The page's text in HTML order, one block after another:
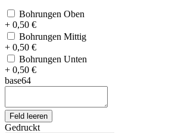
Bohrungen Oben
+ 0,50 €
Bohrungen Mittig
+ 0,50 €
Bohrungen Unten
+ 0,50 €
base64
Feld leeren
Gedruckt